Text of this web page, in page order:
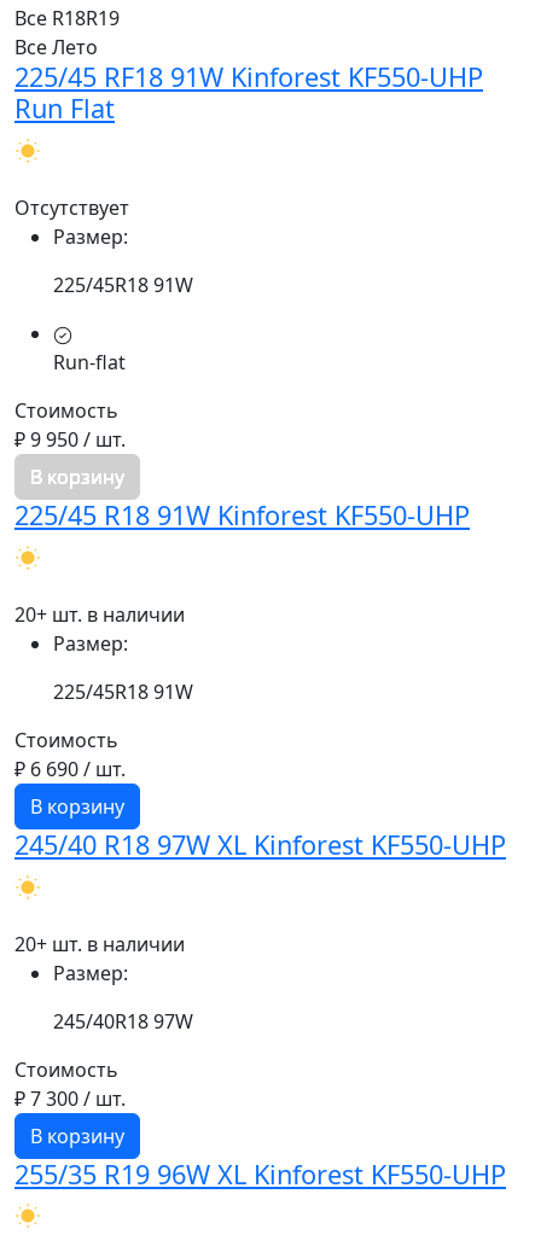
Все R18R19
ВсеЛето
225/45 RF18 91W Kinforest KF550-UHP
Run Flat
Отсутствует
Размер:
225/45R18 91W
Run-flat
Стоимость
₽ 9 950/ шт.
В корзину
225/45 R18 91W Kinforest KF550-UHP
20+ шт. в наличии
Размер:
225/45R18 91W
Стоимость
₽ 6 690/ шт.
В корзину
245/40 R18 97W XL Kinforest KF550-UHP
20+ шт. в наличии
Размер:
245/40R18 97W
Стоимость
₽ 7 300/ шт.
В корзину
255/35 R19 96W XL Kinforest KF550-UHP